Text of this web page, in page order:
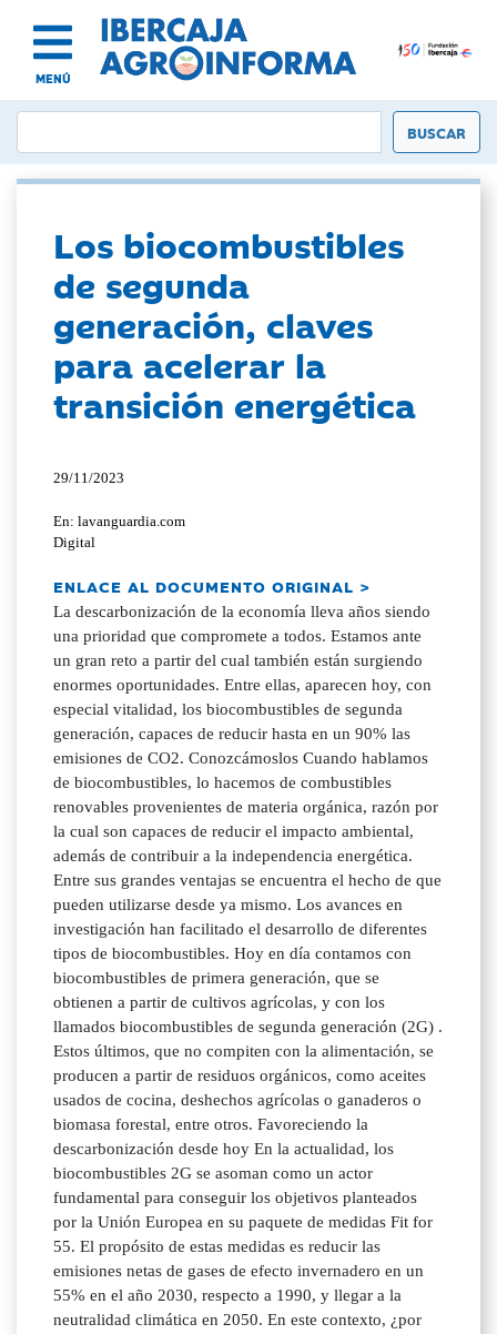
MENÚ
Los biocombustibles
de segunda
generación, claves
para acelerar la
transición energética
29/11/2023
En: lavanguardia.com
Digital
ENLACE AL DOCUMENTO ORIGINAL >
La descarbonización de la economía lleva años siendo
una prioridad que compromete a todos. Estamos ante
un gran reto a partir del cual también están surgiendo
enormes oportunidades. Entre ellas, aparecen hoy, con
especial vitalidad, los biocombustibles de segunda
generación, capaces de reducir hasta en un 90% las
emisiones de CO2. Conozcámoslos Cuando hablamos
de biocombustibles, lo hacemos de combustibles
renovables provenientes de materia orgánica, razón por
la cual son capaces de reducir el impacto ambiental,
además de contribuir a la independencia energética.
Entre sus grandes ventajas se encuentra el hecho de que
pueden utilizarse desde ya mismo. Los avances en
investigación han facilitado el desarrollo de diferentes
tipos de biocombustibles. Hoy en día contamos con
biocombustibles de primera generación, que se
obtienen a partir de cultivos agrícolas, y con los
llamados biocombustibles de segunda generación (2G) .
Estos últimos, que no compiten con la alimentación, se
producen a partir de residuos orgánicos, como aceites
usados de cocina, deshechos agrícolas o ganaderos o
biomasa forestal, entre otros. Favoreciendo la
descarbonización desde hoy En la actualidad, los
biocombustibles 2G se asoman como un actor
fundamental para conseguir los objetivos planteados
por la Unión Europea en su paquete de medidas Fit for
55. El propósito de estas medidas es reducir las
emisiones netas de gases de efecto invernadero en un
55% en el año 2030, respecto a 1990, y llegar a la
neutralidad climática en 2050. En este contexto, ¿por